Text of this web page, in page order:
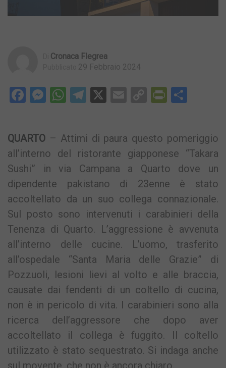
Cronaca Flegrea
29 Febbraio 2024
Facebook
Messenger
WhatsApp
Telegram
X EmailCopy
QUARTO – Attimi di paura questo pomeriggio
all’interno del ristorante giapponese “Takara
Sushi” in via Campana a Quarto dove un
dipendente pakistano di 23enne è stato
accoltellato da un suo collega connazionale.
Sul posto sono intervenuti i carabinieri della
Tenenza di Quarto. L’aggressione è avvenuta
all’interno delle cucine. L’uomo, trasferito
all’ospedale “Santa Maria delle Grazie” di
Pozzuoli, lesioni lievi al volto e alle braccia,
causate dai fendenti di un coltello di cucina,
non è in pericolo di vita. I carabinieri sono alla
ricerca dell’aggressore che dopo aver
accoltellato il collega è fuggito. Il coltello
utilizzato è stato sequestrato. Si indaga anche